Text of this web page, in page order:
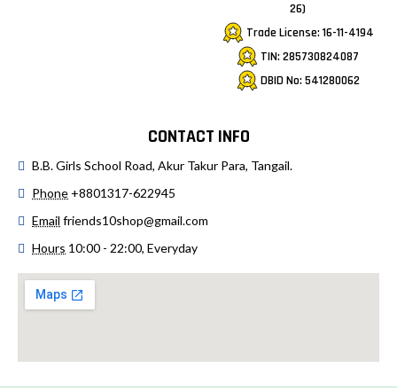
26)
Trade License: 16-11-4194
TIN: 285730824087
DBID No: 541280062
CONTACT INFO
B.B. Girls School Road, Akur Takur Para, Tangail.
Phone +8801317-622945
Email friends10shop@gmail.com
Hours 10:00 - 22:00, Everyday